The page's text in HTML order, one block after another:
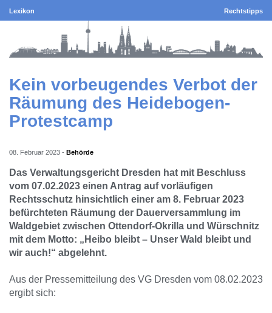
Lexikon Rechtstipps
Kein vorbeugendes Verbot der
Räumung des Heidebogen-
Protestcamp
08. Februar 2023 - Behörde
Das Verwaltungsgericht Dresden hat mit Beschluss
vom 07.02.2023 einen Antrag auf vorläufigen
Rechtsschutz hinsichtlich einer am 8. Februar 2023
befürchteten Räumung der Dauerversammlung im
Waldgebiet zwischen Ottendorf-Okrilla und Würschnitz
mit dem Motto: „Heibo bleibt – Unser Wald bleibt und
wir auch!“ abgelehnt.
Aus der Pressemitteilung des VG Dresden vom 08.02.2023
ergibt sich: